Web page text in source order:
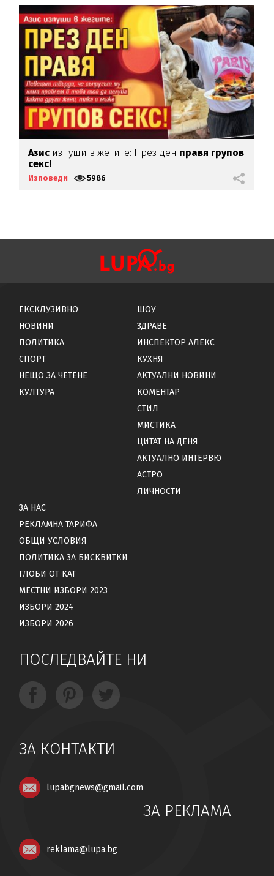
Азис изпуши в жегите: През ден правя групов
секс!
Изповеди 5986
ЕКСКЛУЗИВНО
НОВИНИ
ПОЛИТИКА
СПОРТ
НЕЩО ЗА ЧЕТЕНЕ
КУЛТУРА
ШОУ
ЗДРАВЕ
ИНСПЕКТОР АЛЕКС
КУХНЯ
АКТУАЛНИ НОВИНИ
КОМЕНТАР
СТИЛ
МИСТИКА
ЦИТАТ НА ДЕНЯ
АКТУАЛНО ИНТЕРВЮ
АСТРО
ЛИЧНОСТИ
ЗА НАС
РЕКЛАМНА ТАРИФА
ОБЩИ УСЛОВИЯ
ПОЛИТИКА ЗА БИСКВИТКИ
ГЛОБИ ОТ КАТ
МЕСТНИ ИЗБОРИ 2023
ИЗБОРИ 2024
ИЗБОРИ 2026
ПОСЛЕДВАЙТЕ НИ
ЗА КОНТАКТИ
lupabgnews@gmail.com
ЗА РЕКЛАМА
reklama@lupa.bg